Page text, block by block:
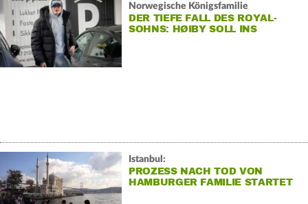
Norwegische Königsfamilie
DER TIEFE FALL DES ROYAL-
SOHNS: HØIBY SOLL INS
Istanbul:
PROZESS NACH TOD VON
HAMBURGER FAMILIE STARTET